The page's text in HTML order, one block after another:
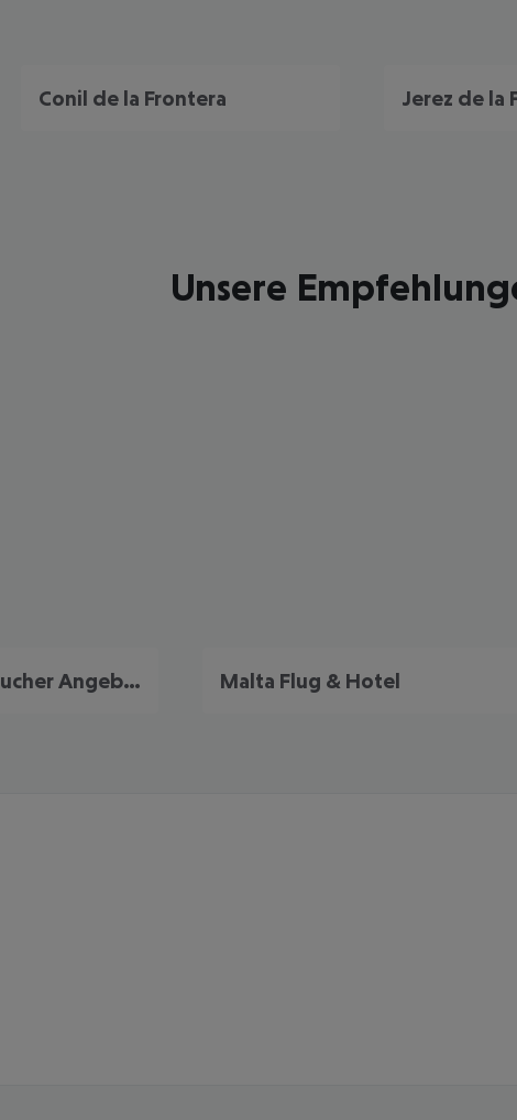
Conil de la Frontera Jerez de la
Unsere
Portugal Frühbucher Angebote Malta Flug & Hotel